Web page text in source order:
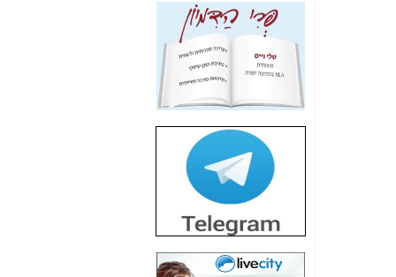
"יש אפליה בחקירה"?
חשיפה: למה השר
משה כחלון לא נחקר
עד היום? -
כאן
הדומה לזו של "תיק
4000" אך בתחום
הסלולר -
חשיפת מה שלא
רוצים שתדעו בעניין
פריסת אנלימיטד
(בניחוח בלתי נסבל) -
כאן
חשיפה: איוב קרא